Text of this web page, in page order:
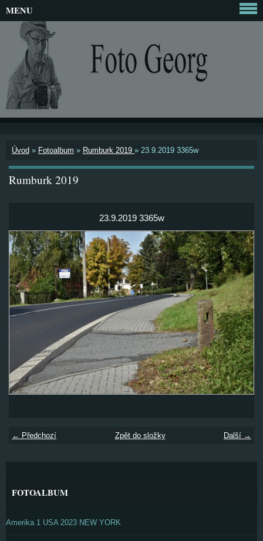
Úvod » Fotoalbum » Rumburk 2019 » 23.9.2019 3365w
Rumburk 2019
23.9.2019 3365w
← Předchozí Další →
Zpět do složky
MENU
FOTOALBUM
Amerika 1 USA 2023 NEW YORK